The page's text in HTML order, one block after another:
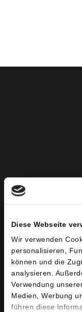
Diese Webseite
Wir verwenden
personalisieren,
können und die
analysieren.
Verwendung
Medien, Werbung
führen diese
Anschrift
OTS Schneider
Ulmer Straße 17
86154 Augsburg